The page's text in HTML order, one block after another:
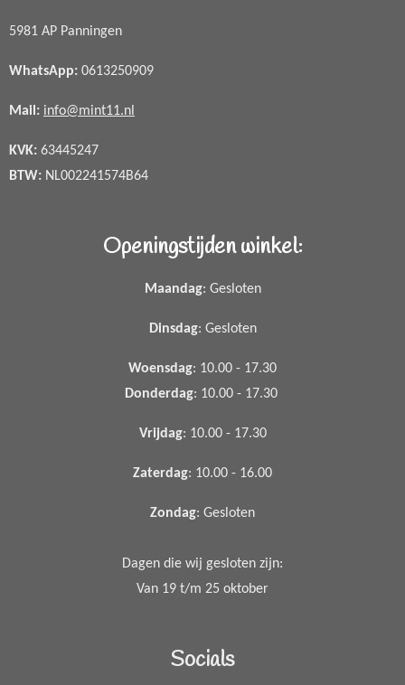
5981 AP Panningen
WhatsApp: 0613250909
Mail: info@mint11.nl
KVK: 63445247
BTW: NL002241574B64
Openingstijden winkel:
Maandag: Gesloten
Dinsdag: Gesloten
Woensdag: 10.00 - 17.30
Donderdag: 10.00 - 17.30
Vrijdag: 10.00 - 17.30
Zaterdag: 10.00 - 16.00
Zondag: Gesloten
Dagen die wij gesloten zijn:
Van 19 t/m 25 oktober
Socials